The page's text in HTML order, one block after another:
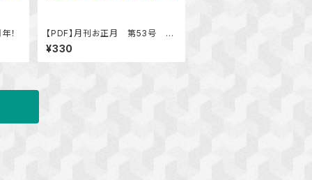
！
【PDF】月刊お正月 第53号 特
集 世界へ「ＡＩが選んだ世界に
誇る日本のお正月の伝統文化トッ
プ20」
¥330